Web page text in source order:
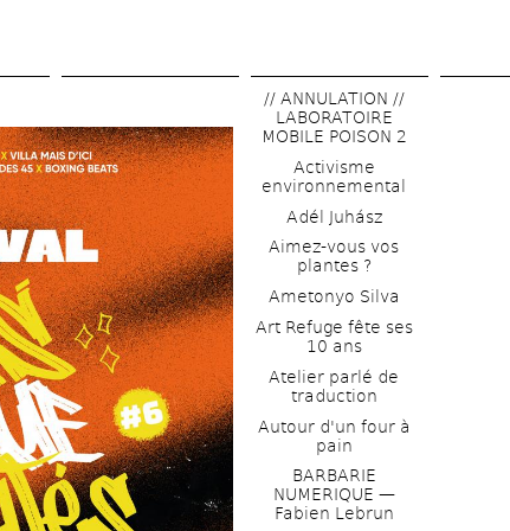
contenu
// ANNULATION //
LABORATOIRE
MOBILE POISON 2
Activisme
environnemental
Adél Juhász
Aimez-vous vos
plantes ?
Ametonyo Silva
Art Refuge fête ses
10 ans
Atelier parlé de
traduction
Autour d'un four à
pain
BARBARIE
NUMERIQUE —
Fabien Lebrun